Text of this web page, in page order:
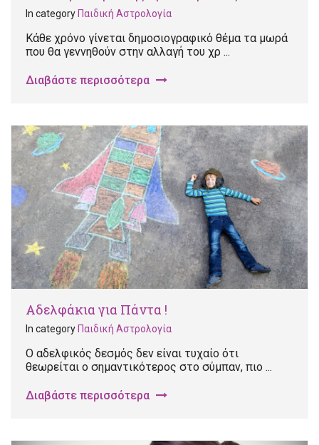
In category Παιδική Αστρολογία
Κάθε χρόνο γίνεται δημοσιογραφικό θέμα τα μωρά
που θα γεννηθούν στην αλλαγή του χρ ...
Διαβάστε περισσότερα
Αδελφάκια για Πάντα !
In category Παιδική Αστρολογία
Ο αδελφικός δεσμός δεν είναι τυχαίο ότι
θεωρείται ο σημαντικότερος στο σύμπαν, πιο ...
Διαβάστε περισσότερα